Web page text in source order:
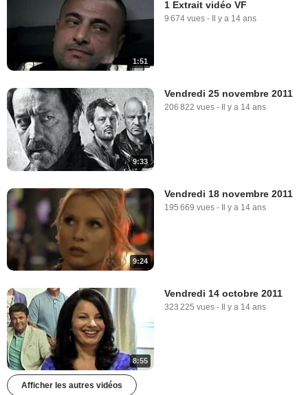
1:51
1 Extrait vidéo VF
9 674 vues - Il y a 14 ans
9:33
Vendredi 25 novembre 2011
206 822 vues - Il y a 14 ans
9:24
Vendredi 18 novembre 2011
195 669 vues - Il y a 14 ans
8:55
Vendredi 14 octobre 2011
323 225 vues - Il y a 14 ans
Afficher les autres vidéos